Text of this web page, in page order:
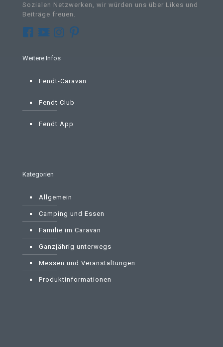
Sozialen Netzwerken, wir würden uns über Likes und
Beiträge freuen.
Weitere Infos
Fendt-Caravan
Fendt Club
Fendt App
Kategorien
Allgemein
Camping und Essen
Familie im Caravan
Ganzjährig unterwegs
Messen und Veranstaltungen
Produktinformationen